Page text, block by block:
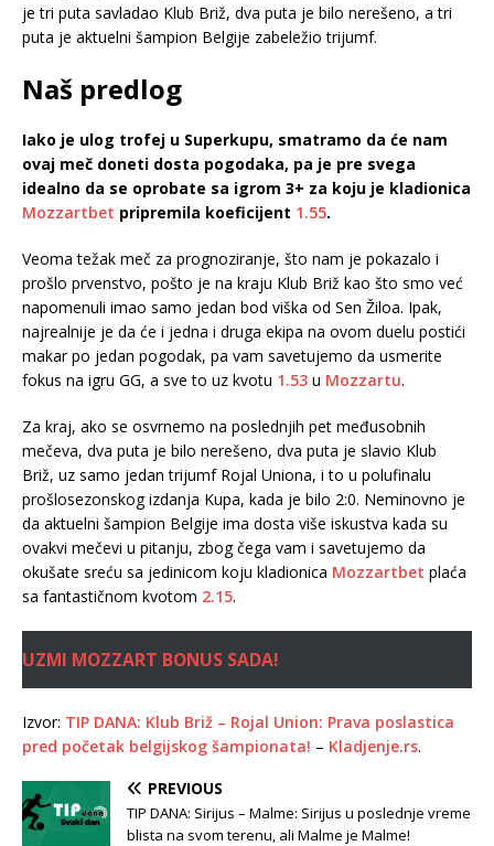
je tri puta savladao Klub Briž, dva puta je bilo nerešeno, a tri
puta je aktuelni šampion Belgije zabeležio trijumf.
Naš predlog
Iako je ulog trofej u Superkupu, smatramo da će nam
ovaj meč doneti dosta pogodaka, pa je pre svega
idealno da se oprobate sa igrom 3+ za koju je kladionica
Mozzartbet pripremila koeficijent 1.55.
Veoma težak meč za prognoziranje, što nam je pokazalo i
prošlo prvenstvo, pošto je na kraju Klub Briž kao što smo već
napomenuli imao samo jedan bod viška od Sen Žiloa. Ipak,
najrealnije je da će i jedna i druga ekipa na ovom duelu postići
makar po jedan pogodak, pa vam savetujemo da usmerite
fokus na igru GG, a sve to uz kvotu 1.53 u Mozzartu.
Za kraj, ako se osvrnemo na poslednjih pet međusobnih
mečeva, dva puta je bilo nerešeno, dva puta je slavio Klub
Briž, uz samo jedan trijumf Rojal Uniona, i to u polufinalu
prošlosezonskog izdanja Kupa, kada je bilo 2:0. Neminovno je
da aktuelni šampion Belgije ima dosta više iskustva kada su
ovakvi mečevi u pitanju, zbog čega vam i savetujemo da
okušate sreću sa jedinicom koju kladionica Mozzartbet plaća
sa fantastičnom kvotom 2.15.
UZMI MOZZART BONUS SADA!
Izvor: TIP DANA: Klub Briž – Rojal Union: Prava poslastica
pred početak belgijskog šampionata! – Kladjenje.rs.
PREVIOUS
TIP DANA: Sirijus – Malme: Sirijus u poslednje vreme
blista na svom terenu, ali Malme je Malme!